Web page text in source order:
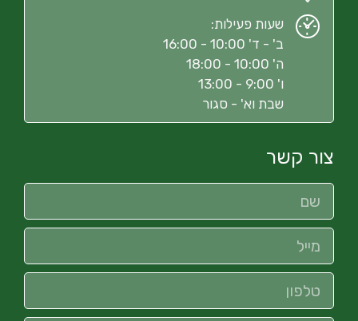
שעות פעילות:
ב' - ד' 10:00 - 16:00
ה' 10:00 - 18:00
ו' 9:00 - 13:00
שבת וא' - סגור
צור קשר